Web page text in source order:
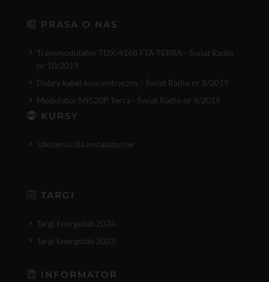
PRASA O NAS
Transmodulator TDX-4168 FTA TERRA - Świat Radio
nr 10/2019
Dobry kabel koncentryczny - Świat Radio nr 8/2019
Modulator MI520P Terra - Świat Radio nr 9/2019
KURSY
Szkolenia dla instalatorów
TARGI
Targi Energetab 2024.
Targi Energetab 2023.
INFORMATOR